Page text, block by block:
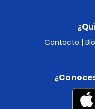
Contacto |